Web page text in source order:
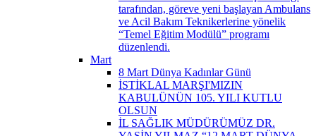
tarafından, göreve yeni başlayan Ambulans
ve Acil Bakım Teknikerlerine yönelik
“Temel Eğitim Modülü” programı
düzenlendi.
Mart
8 Mart Dünya Kadınlar Günü
İSTİKLAL MARŞI'MIZIN
KABULÜNÜN 105. YILI KUTLU
OLSUN
İL SAĞLIK MÜDÜRÜMÜZ DR.